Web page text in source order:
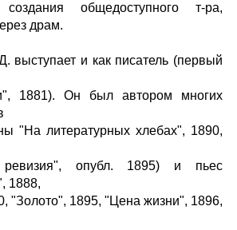
общедоступного т-ра,
драм.
выступает и как писатель (первый
1881). Он был автором многих
"На литературных хлебах", 1890,
ревизия", опубл. 1895) и пьес
1888,
"Золото", 1895, "Цена жизни", 1896,